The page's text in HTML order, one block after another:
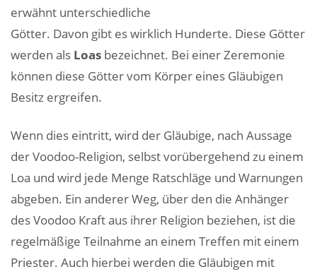
erwähnt unterschiedliche
Götter. Davon gibt es wirklich Hunderte. Diese Götter
werden als Loas bezeichnet. Bei einer Zeremonie
können diese Götter vom Körper eines Gläubigen
Besitz ergreifen.
Wenn dies eintritt, wird der Gläubige, nach Aussage
der Voodoo-Religion, selbst vorübergehend zu einem
Loa und wird jede Menge Ratschläge und Warnungen
abgeben. Ein anderer Weg, über den die Anhänger
des Voodoo Kraft aus ihrer Religion beziehen, ist die
regelmäßige Teilnahme an einem Treffen mit einem
Priester. Auch hierbei werden die Gläubigen mit